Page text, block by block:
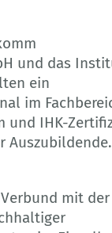
und das
ein
im
und IHK-
Auszubildende.
mit der